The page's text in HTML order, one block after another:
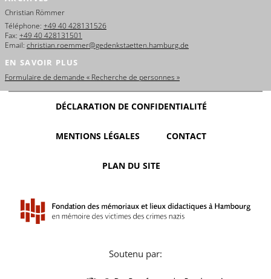
Christian Römmer
Téléphone: +49 40 428131526
Fax: +49 40 428131501
Email: christian.roemmer@gedenkstaetten.hamburg.de
EN SAVOIR PLUS
Formulaire de demande « Recherche de personnes »
DÉCLARATION DE CONFIDENTIALITÉ
MENTIONS LÉGALES CONTACT
PLAN DU SITE
Soutenu par: